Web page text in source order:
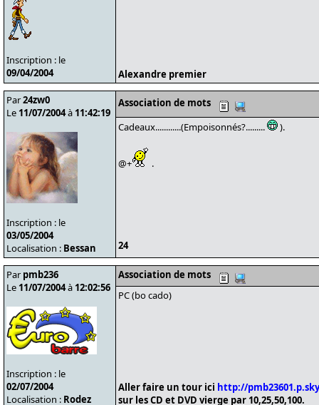
Inscription : le
09/04/2004
Alexandre premier
Par24zw0
Le 11/07/2004à 11:42:19
Inscription : le
03/05/2004
Localisation : Bessan
Association de mots
Cadeaux............(Empoisonnés?.........
).
@+ .
24
Par pmb236
Le 11/07/2004à 12:02:56
Inscription : le
02/07/2004
Localisation : Rodez
Association de mots
PC (bo cado)
Aller faire un tour ici http://
sur les CD et DVD vierge par 10,25,50,100.